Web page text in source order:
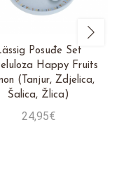
Posuđe Set
Happy Fruits
(Tanjur, Zdjelica,
Šalica, Žlica)
24,95€